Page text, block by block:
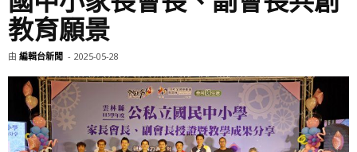
教育願景
由 編輯台新聞 - 2025-05-28